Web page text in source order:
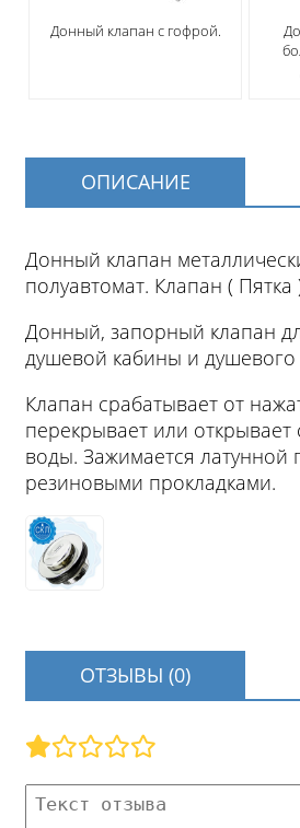
Донный клапан с гофрой.
ОПИСАНИЕ
Донный клапан
полуавтомат. Клапан ( Пятка
Донный, запорный клапан
душевой кабины и душевого
Клапан срабатывает от
перекрывает или открывает
воды. Зажимается латунной
резиновыми прокладками.
ОТЗЫВЫ (0)